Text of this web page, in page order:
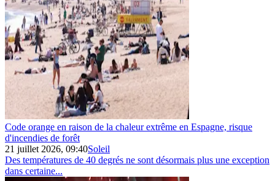
Code orange en raison de la chaleur extrême en Espagne, risque
d'incendies de forêt
21 juillet 2026, 09:40Soleil
Des températures de 40 degrés ne sont désormais plus une exception
dans certaine...